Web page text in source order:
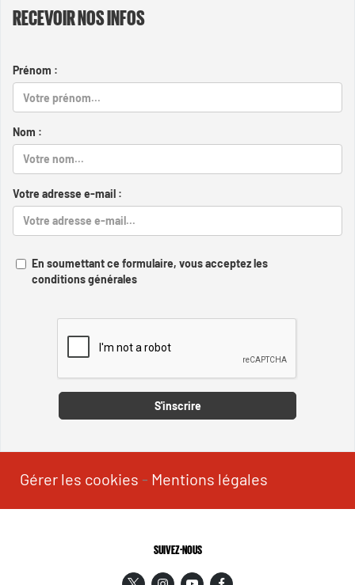
RECEVOIR NOS INFOS
Prénom :
Nom :
Votre adresse e-mail :
En soumettant ce formulaire, vous acceptez les
conditions générales
S'inscrire
Gérer les cookies - Mentions légales
SUIVEZ-NOUS